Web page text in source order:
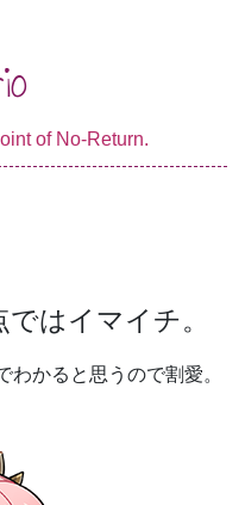
of No-Return.
はイマイチ。
かると思うので割愛。